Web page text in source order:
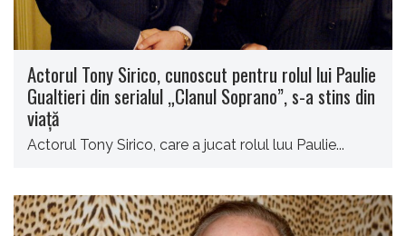
Actorul Tony Sirico, cunoscut pentru rolul lui Paulie
Gualtieri din serialul „Clanul Soprano”, s-a stins din
viață
Actorul Tony Sirico, care a jucat rolul luu Paulie...